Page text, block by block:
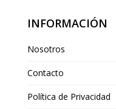
INFORMACIÓN
Nosotros
Contacto
Política de Privacidad